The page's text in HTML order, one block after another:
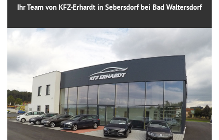
Ihr Team von KFZ-Erhardt in Sebersdorf bei Bad Waltersdorf